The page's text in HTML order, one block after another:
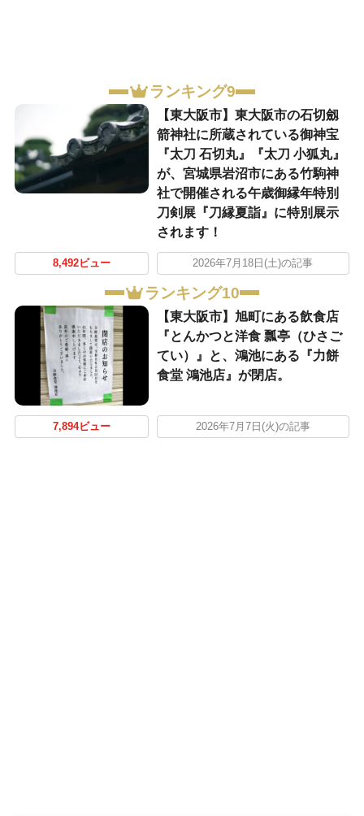
ランキング9
【東大阪市】東大阪市の石切劔
箭神社に所蔵されている御神宝
『太刀 石切丸』『太刀 小狐丸』
が、宮城県岩沼市にある竹駒神
社で開催される午歳御縁年特別
刀剣展『刀縁夏詣』に特別展示
されます！
8,492ビュー 2026年7月18日(土)の記事
ランキング10
【東大阪市】旭町にある飲食店
『とんかつと洋食 瓢亭（ひさご
てい）』と、鴻池にある『力餅
食堂 鴻池店』が閉店。
7,894ビュー 2026年7月7日(火)の記事